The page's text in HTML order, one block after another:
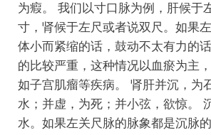
为瘕。
我们以寸口脉为例，肝候于
寸，肾候于左尺或者说双尺。如果
体小而紧缩的话，鼓动不太有力的
的比较严重，这种情况以血瘀为主
如子宫肌瘤等疾病。
肾肝并沉，为
水；并虚，为死；并小弦，欲惊。
水。如果左关尺脉的脉象都是沉脉